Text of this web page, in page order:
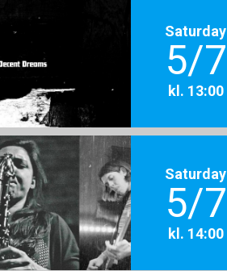
Saturday
5/7
kl. 13:00
Saturday
5/7
kl. 14:00